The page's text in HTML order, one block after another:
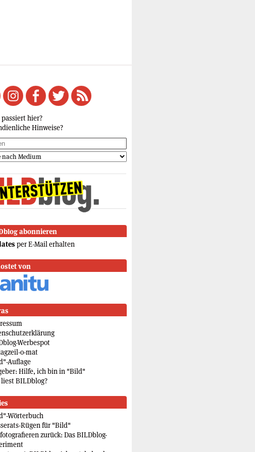
passiert hier?
Hinweise?
abonnieren
per E-Mail erhalten
von
Werbespot
o-mat
Auflage
Hilfe, ich bin in "Bild"
liest BILDblog?
Wörterbuch
Rügen für "Bild"
zurück: Das BILDblog-